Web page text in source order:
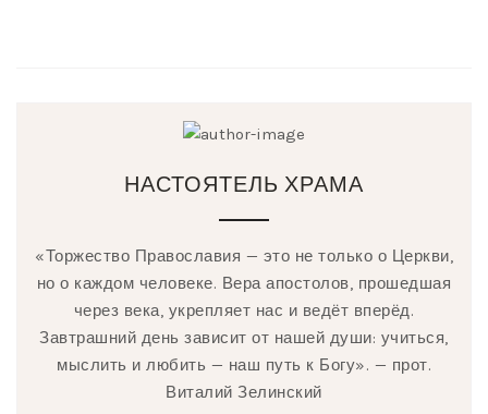
НАСТОЯТЕЛЬ ХРАМА
«Торжество Православия — это не только о Церкви,
но о каждом человеке. Вера апостолов, прошедшая
через века, укрепляет нас и ведёт вперёд.
Завтрашний день зависит от нашей души: учиться,
мыслить и любить — наш путь к Богу». — прот.
Виталий Зелинский